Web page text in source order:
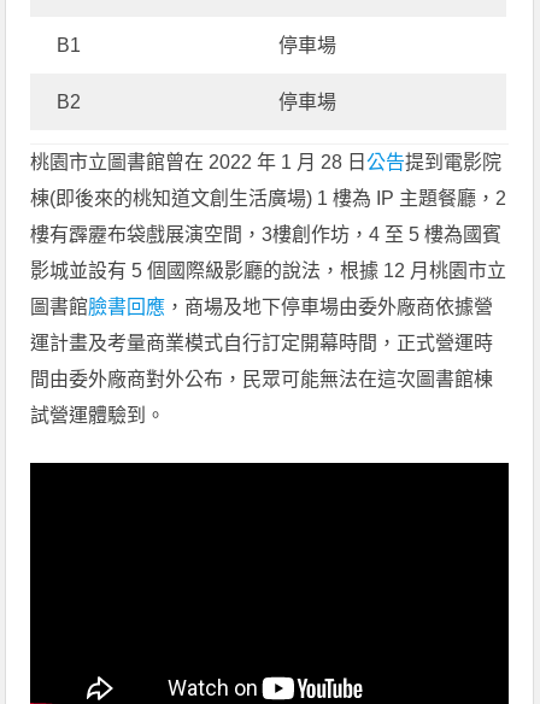
B1 停車場
B2 停車場
桃園市立圖書館曾在 2022 年 1 月 28 日公告提到電影院
棟(即後來的桃知道文創生活廣場) 1 樓為 IP 主題餐廳，2
樓有霹靂布袋戲展演空間，3樓創作坊，4 至 5 樓為國賓
影城並設有 5 個國際級影廳的說法，根據 12 月桃園市立
圖書館臉書回應 ，商場及地下停車場由委外廠商依據營
運計畫及考量商業模式自行訂定開幕時間，正式營運時
間由委外廠商對外公布，民眾可能無法在這次圖書館棟
試營運體驗到。